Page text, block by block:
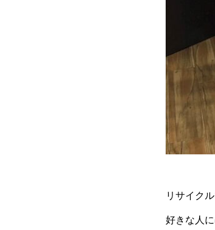
リサイク
好きな人